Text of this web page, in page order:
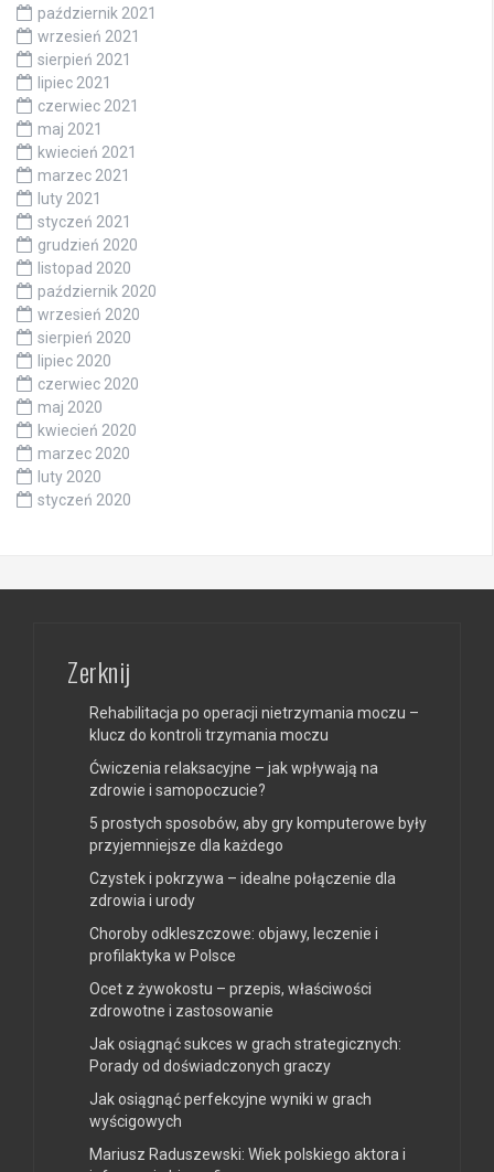
październik 2021
wrzesień 2021
sierpień 2021
lipiec 2021
czerwiec 2021
maj 2021
kwiecień 2021
marzec 2021
luty 2021
styczeń 2021
grudzień 2020
listopad 2020
październik 2020
wrzesień 2020
sierpień 2020
lipiec 2020
czerwiec 2020
maj 2020
kwiecień 2020
marzec 2020
luty 2020
styczeń 2020
Zerknij
Rehabilitacja po operacji nietrzymania moczu –
klucz do kontroli trzymania moczu
Ćwiczenia relaksacyjne – jak wpływają na
zdrowie i samopoczucie?
5 prostych sposobów, aby gry komputerowe były
przyjemniejsze dla każdego
Czystek i pokrzywa – idealne połączenie dla
zdrowia i urody
Choroby odkleszczowe: objawy, leczenie i
profilaktyka w Polsce
Ocet z żywokostu – przepis, właściwości
zdrowotne i zastosowanie
Jak osiągnąć sukces w grach strategicznych:
Porady od doświadczonych graczy
Jak osiągnąć perfekcyjne wyniki w grach
wyścigowych
Mariusz Raduszewski: Wiek polskiego aktora i